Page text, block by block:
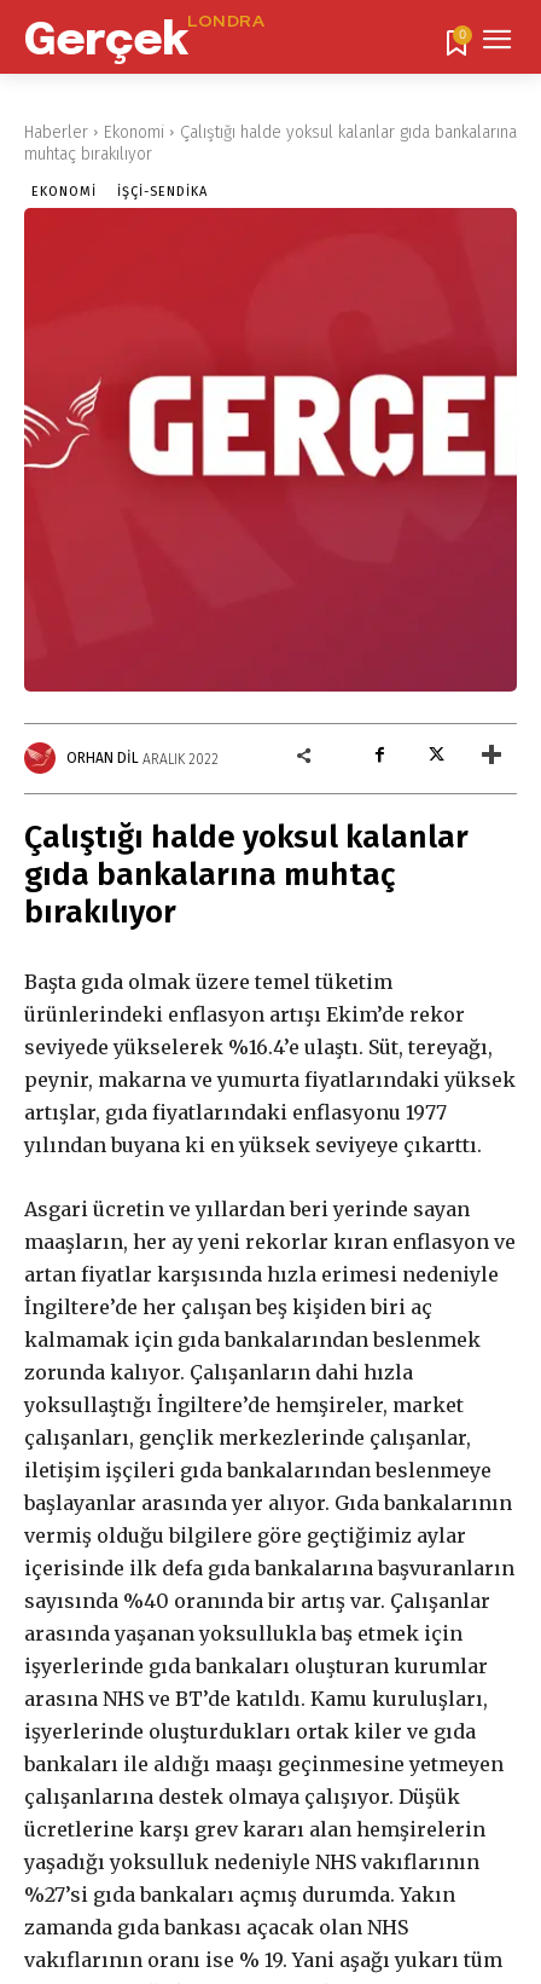
Gerçek ile
dayanışma aboneliği
Aboneliğiniz, otomatik olarak yenilenir.
GerçekLONDRA
0
Haberler Ekonomi
Çalıştığı halde yoksul kalanlar gıda bankalarına
muhtaç bırakılıyor
EKONOMI İŞÇI-SENDIKA
ORHAN DIL ARALIK 2022
Çalıştığı halde yoksul kalanlar
gıda bankalarına muhtaç
bırakılıyor
Başta gıda olmak üzere temel tüketim
ürünlerindeki enflasyon artışı Ekim’de rekor
seviyede yükselerek %16.4’e ulaştı. Süt, tereyağı,
peynir, makarna ve yumurta fiyatlarındaki yüksek
artışlar, gıda fiyatlarındaki enflasyonu 1977
yılından buyana ki en yüksek seviyeye çıkarttı.
Asgari ücretin ve yıllardan beri yerinde sayan
maaşların, her ay yeni rekorlar kıran enflasyon ve
artan fiyatlar karşısında hızla erimesi nedeniyle
İngiltere’de her çalışan beş kişiden biri aç
kalmamak için gıda bankalarından beslenmek
zorunda kalıyor. Çalışanların dahi hızla
yoksullaştığı İngiltere’de hemşireler, market
çalışanları, gençlik merkezlerinde çalışanlar,
iletişim işçileri gıda bankalarından beslenmeye
başlayanlar arasında yer alıyor. Gıda bankalarının
vermiş olduğu bilgilere göre geçtiğimiz aylar
içerisinde ilk defa gıda bankalarına başvuranların
sayısında %40 oranında bir artış var. Çalışanlar
arasında yaşanan yoksullukla baş etmek için
işyerlerinde gıda bankaları oluşturan kurumlar
arasına NHS ve BT’de katıldı. Kamu kuruluşları,
işyerlerinde oluşturdukları ortak kiler ve gıda
bankaları ile aldığı maaşı geçinmesine yetmeyen
çalışanlarına destek olmaya çalışıyor. Düşük
ücretlerine karşı grev kararı alan hemşirelerin
yaşadığı yoksulluk nedeniyle NHS vakıflarının
%27’si gıda bankaları açmış durumda. Yakın
zamanda gıda bankası açacak olan NHS
vakıflarının oranı ise % 19. Yani aşağı yukarı tüm